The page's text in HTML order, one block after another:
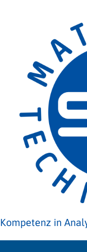
Kompetenz in